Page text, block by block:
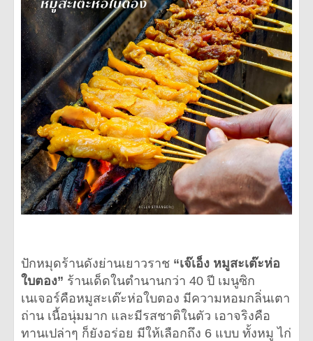
ปักหมุดร้านดังย่านเยาวราช “เจ๊เอ็ง หมูสะเต๊ะห่อ
ใบตอง” ร้านเด็ดในตำนานกว่า 40 ปี เมนูซิก
เนเจอร์คือหมูสะเต๊ะห่อใบตอง มีความหอมกลิ่นเตา
ถ่าน เนื้อนุ่มมาก และมีรสชาติในตัว เอาจริงคือ
ทานเปล่าๆ ก็ยังอร่อย มีให้เลือกถึง 6 แบบ ทั้งหมู ไก่